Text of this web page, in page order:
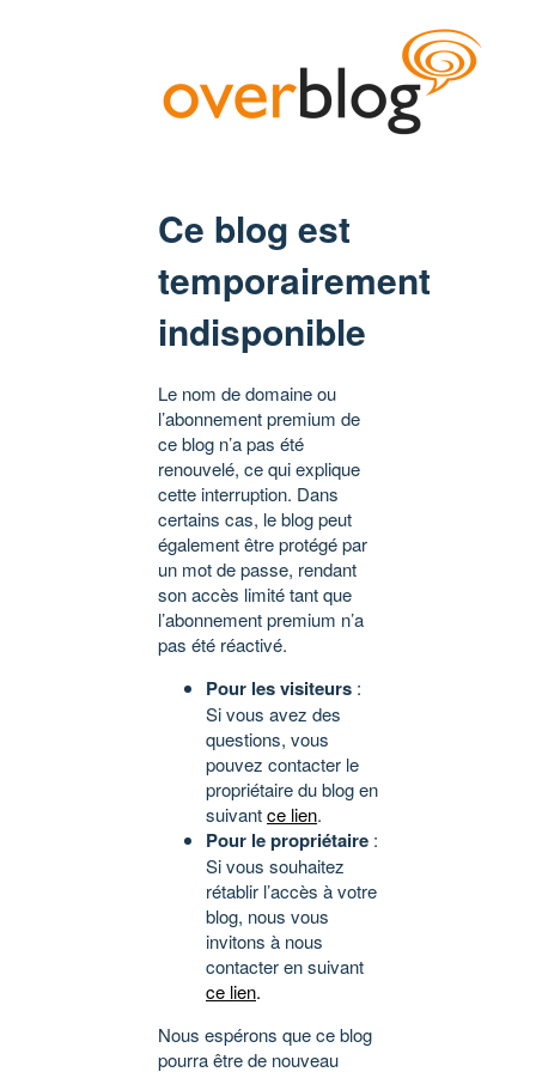
Ce blog est
temporairement
indisponible
Le nom de domaine ou
l’abonnement premium de
ce blog n’a pas été
renouvelé, ce qui explique
cette interruption. Dans
certains cas, le blog peut
également être protégé par
un mot de passe, rendant
son accès limité tant que
l’abonnement premium n’a
pas été réactivé.
Pour les visiteurs :
Si vous avez des
questions, vous
pouvez contacter le
propriétaire du blog en
suivantce lien.
Pour le propriétaire :
Si vous souhaitez
rétablir l’accès à votre
blog, nous vous
invitons à nous
contacter en suivant
ce lien.
Nous espérons que ce blog
pourra être de nouveau